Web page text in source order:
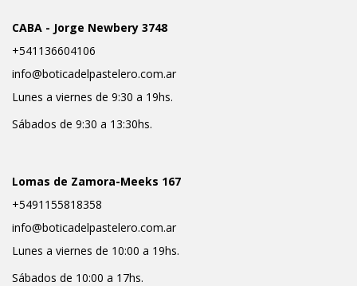
CABA - Jorge Newbery 3748
+541136604106
info@boticadelpastelero.com.ar
Lunes a viernes de 9:30 a 19hs.
Sábados de 9:30 a 13:30hs.
Lomas de Zamora-Meeks 167
+5491155818358
info@boticadelpastelero.com.ar
Lunes a viernes de 10:00 a 19hs.
Sábados de 10:00 a 17hs.